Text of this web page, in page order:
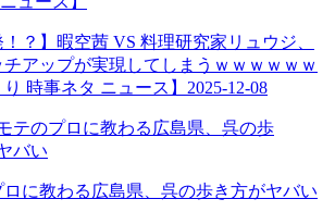
！？】暇空茜 VS 料理研究家リュウジ、
アップが実現してしまうｗｗｗｗｗｗ
時事ネタ ニュース】 2025-12-08
ロに教わる広島県、呉の歩き方がヤバい